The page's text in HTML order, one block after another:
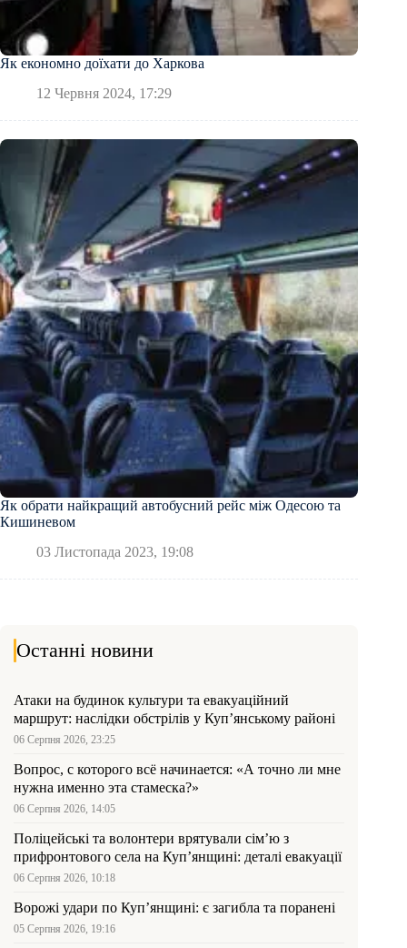
Як економно доїхати до Харкова
12 Червня 2024, 17:29
Як обрати найкращий автобусний рейс між Одесою та
Кишиневом
03 Листопада 2023, 19:08
Останні новини
Атаки на будинок культури та евакуаційний
маршрут: наслідки обстрілів у Куп’янському районі
06 Серпня 2026, 23:25
Вопрос, с которого всё начинается: «А точно ли мне
нужна именно эта стамеска?»
06 Серпня 2026, 14:05
Поліцейські та волонтери врятували сім’ю з
прифронтового села на Куп’янщині: деталі евакуації
06 Серпня 2026, 10:18
Ворожі удари по Куп’янщині: є загибла та поранені
05 Серпня 2026, 19:16